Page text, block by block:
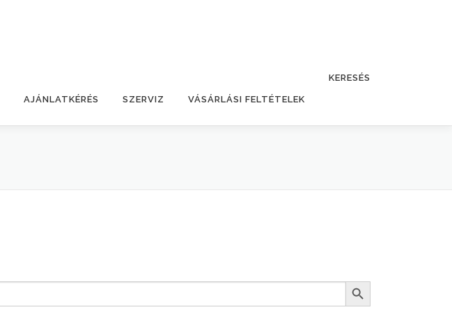
AJÁNLATKÉRÉS SZERVIZ VÁSÁRLÁSI FELTÉTELEK
KERESÉS
Search Button